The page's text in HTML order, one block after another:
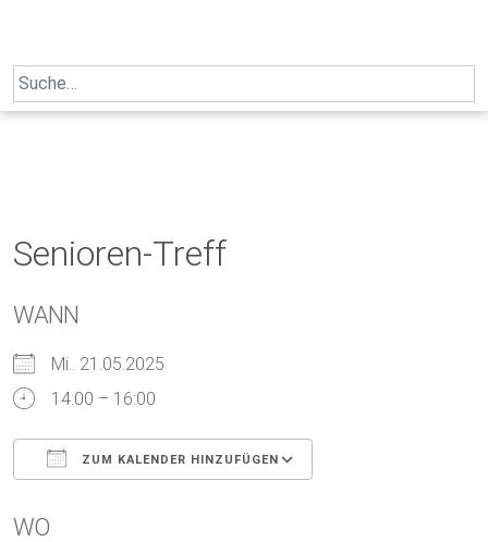
Search
for:
Senioren-Treff
WANN
Mi.. 21.05.2025
14:00 – 16:00
ZUM KALENDER HINZUFÜGEN
WO